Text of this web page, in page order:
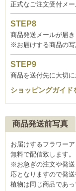
正式なご注文受付メ
商品発送メールが届き
※お届けする商品の
商品を送付先に大切
ショッピングガイド
商品発送前写真
お届けするフラワー
無料で配信致します。
※お急ぎの注文や発
応となりますので発
植物は同じ商品であ